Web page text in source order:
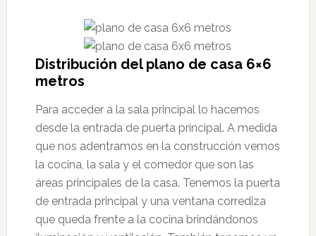
Distribución del plano de casa 6×6
metros
Para acceder a la sala principal lo hacemos
desde la entrada de puerta principal. A medida
que nos adentramos en la construcción vemos
la cocina, la sala y el comedor que son las
áreas principales de la casa. Tenemos la puerta
de entrada principal y una ventana corrediza
que queda frente a la cocina brindándonos